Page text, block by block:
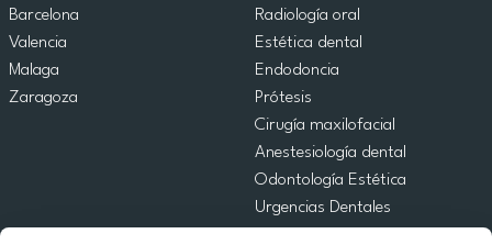
Barcelona
Valencia
Malaga
Zaragoza
Radiología oral
Estética dental
Endodoncia
Prótesis
Cirugía maxilofacial
Anestesiología dental
Odontología Estética
Urgencias Dentales